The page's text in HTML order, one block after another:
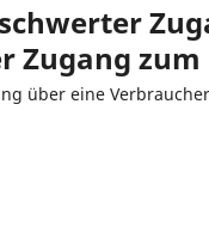
Zugang zum
über eine